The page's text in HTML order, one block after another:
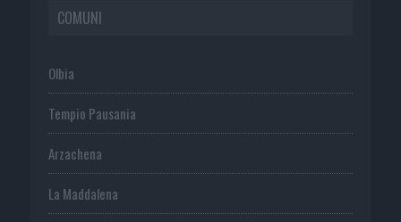
COMUNI
Olbia
Tempio Pausania
Arzachena
La Maddalena